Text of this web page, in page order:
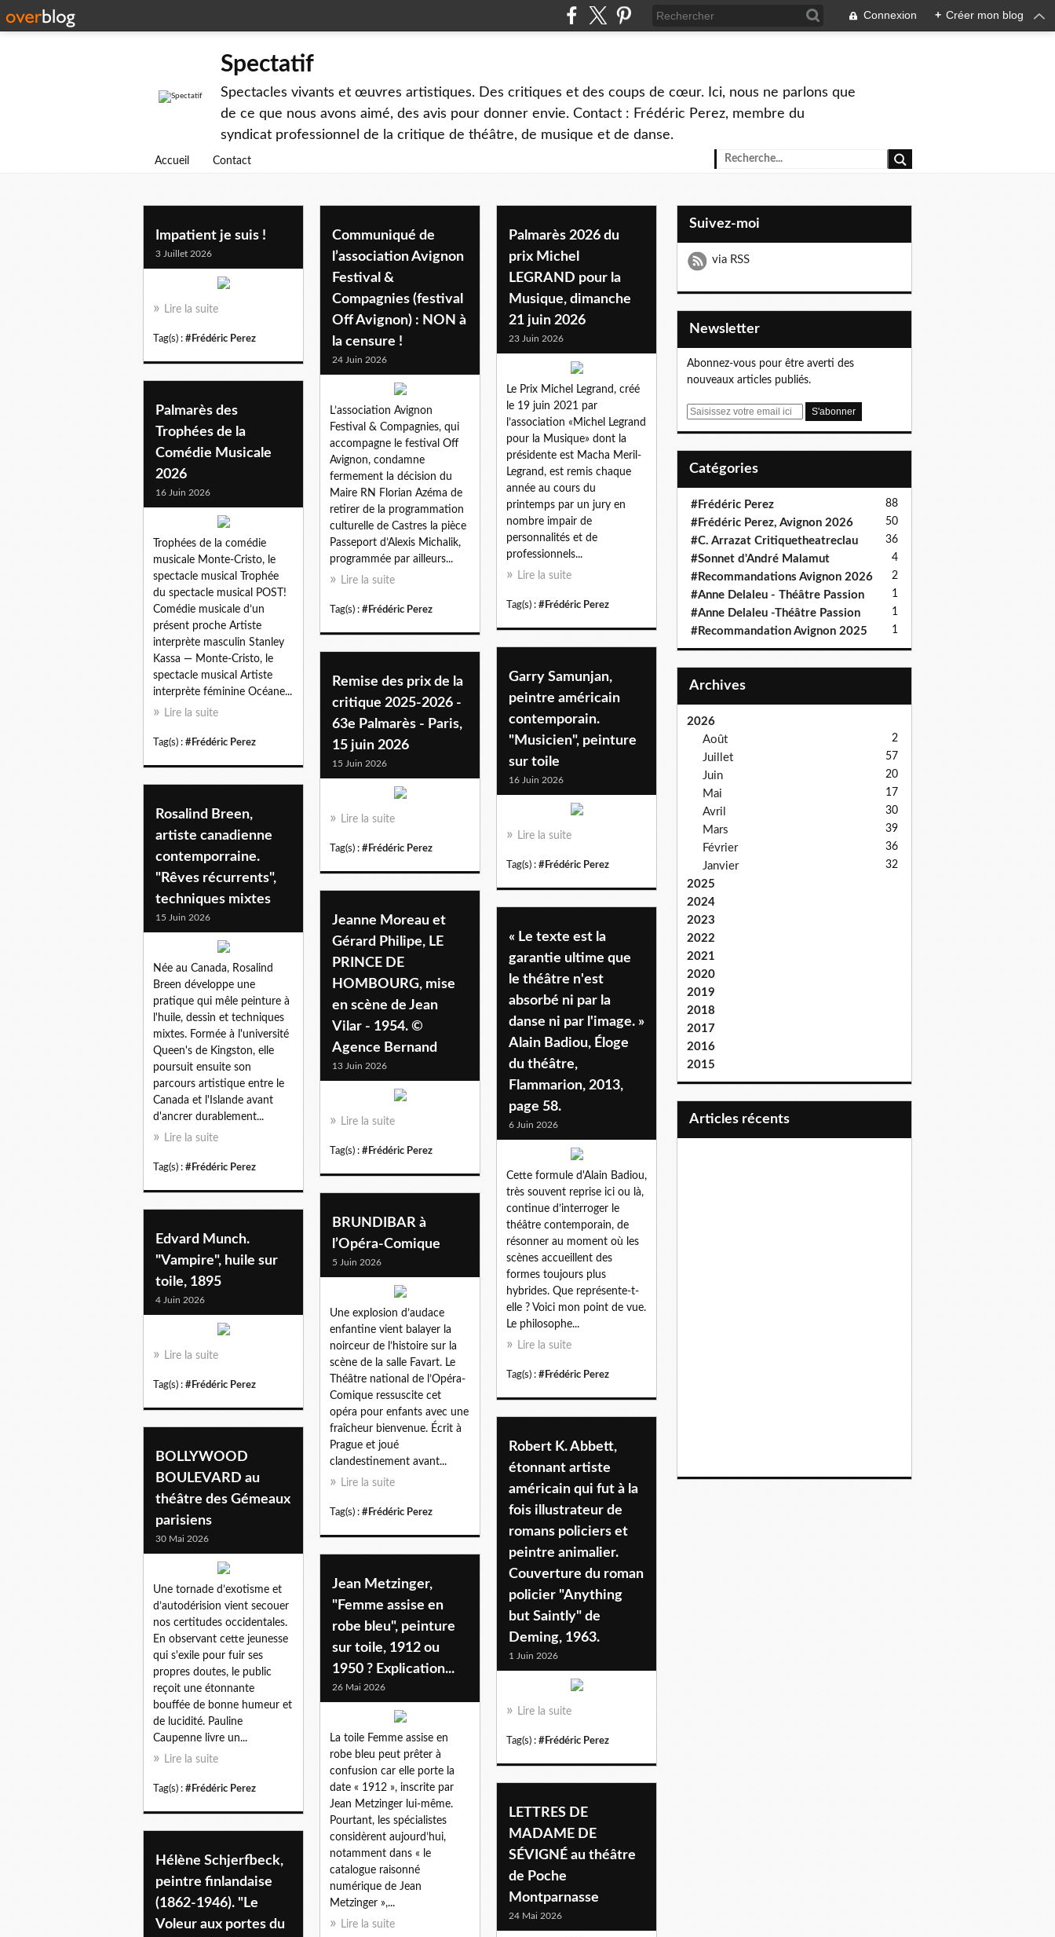
Connexion + Créer mon blog
Spectatif
Spectacles vivants et œuvres artistiques. Des critiques et des coups de cœur. Ici, nous ne parlons que
de ce que nous avons aimé, des avis pour donner envie. Contact : Frédéric Perez, membre du
syndicat professionnel de la critique de théâtre, de musique et de danse.
Accueil Contact
frederic perez
Impatient je suis !
3 Juillet 2026
Lire la suite
Tag(s) : #Frédéric Perez
Communiqué de
l’association Avignon
Festival &
Compagnies (festival
Off Avignon) : NON à
la censure !
24 Juin 2026
L’association Avignon
Festival & Compagnies, qui
accompagne le festival Off
Avignon, condamne
fermement la décision du
Maire RN Florian Azéma de
retirer de la programmation
culturelle de Castres la pièce
Passeport d’Alexis Michalik,
programmée par ailleurs...
Lire la suite
Tag(s) : #Frédéric Perez
Palmarès 2026 du
prix Michel
LEGRAND pour la
Musique, dimanche
21 juin 2026
23 Juin 2026
Le Prix Michel Legrand, créé
le 19 juin 2021 par
l’association «Michel Legrand
pour la Musique» dont la
présidente est Macha Meril-
Legrand, est remis chaque
année au cours du
printemps par un jury en
nombre impair de
personnalités et de
professionnels...
Lire la suite
Tag(s) : #Frédéric Perez
Palmarès des
Trophées de la
Comédie Musicale
2026
16 Juin 2026
Trophées de la comédie
musicale Monte-Cristo, le
spectacle musical Trophée
du spectacle musical POST!
Comédie musicale d’un
présent proche Artiste
interprète masculin Stanley
Kassa — Monte-Cristo, le
spectacle musical Artiste
interprète féminine Océane...
Lire la suite
Tag(s) : #Frédéric Perez
Garry Samunjan,
peintre américain
contemporain.
"Musicien", peinture
sur toile
16 Juin 2026
Lire la suite
Tag(s) : #Frédéric Perez
Remise des prix de la
critique 2025-2026 -
63e Palmarès - Paris,
15 juin 2026
15 Juin 2026
Lire la suite
Tag(s) : #Frédéric Perez
Rosalind Breen,
artiste canadienne
contemporraine.
"Rêves récurrents",
techniques mixtes
15 Juin 2026
Née au Canada, Rosalind
Breen développe une
pratique qui mêle peinture à
l'huile, dessin et techniques
mixtes. Formée à l'université
Queen's de Kingston, elle
poursuit ensuite son
parcours artistique entre le
Canada et l'Islande avant
d'ancrer durablement...
Lire la suite
Tag(s) : #Frédéric Perez
Jeanne Moreau et
Gérard Philipe, LE
PRINCE DE
HOMBOURG, mise
en scène de Jean
Vilar - 1954. ©
Agence Bernand
13 Juin 2026
Lire la suite
Tag(s) : #Frédéric Perez
« Le texte est la
garantie ultime que
le théâtre n'est
absorbé ni par la
danse ni par l'image. »
Alain Badiou, Éloge
du théâtre,
Flammarion, 2013,
page 58.
6 Juin 2026
Cette formule d'Alain Badiou,
très souvent reprise ici ou là,
continue d’interroger le
théâtre contemporain, de
résonner au moment où les
scènes accueillent des
formes toujours plus
hybrides. Que représente-t-
elle ? Voici mon point de vue.
Le philosophe...
Lire la suite
Tag(s) : #Frédéric Perez
BRUNDIBAR à
l’Opéra-Comique
5 Juin 2026
Une explosion d’audace
enfantine vient balayer la
noirceur de l’histoire sur la
scène de la salle Favart. Le
Théâtre national de l’Opéra-
Comique ressuscite cet
opéra pour enfants avec une
fraîcheur bienvenue. Écrit à
Prague et joué
clandestinement avant...
Lire la suite
Tag(s) : #Frédéric Perez
Edvard Munch.
"Vampire", huile sur
toile, 1895
4 Juin 2026
Lire la suite
Tag(s) : #Frédéric Perez
Robert K. Abbett,
étonnant artiste
américain qui fut à la
fois illustrateur de
romans policiers et
peintre animalier.
Couverture du roman
policier "Anything
but Saintly" de
Deming, 1963.
1 Juin 2026
Lire la suite
Tag(s) : #Frédéric Perez
BOLLYWOOD
BOULEVARD au
théâtre des Gémeaux
parisiens
30 Mai 2026
Une tornade d’exotisme et
d’autodérision vient secouer
nos certitudes occidentales.
En observant cette jeunesse
qui s'exile pour fuir ses
propres doutes, le public
reçoit une étonnante
bouffée de bonne humeur et
de lucidité. Pauline
Caupenne livre un...
Lire la suite
Tag(s) : #Frédéric Perez
Jean Metzinger,
"Femme assise en
robe bleu", peinture
sur toile, 1912 ou
1950 ? Explication...
26 Mai 2026
La toile Femme assise en
robe bleu peut prêter à
confusion car elle porte la
date « 1912 », inscrite par
Jean Metzinger lui-même.
Pourtant, les spécialistes
considèrent aujourd’hui,
notamment dans « le
catalogue raisonné
numérique de Jean
Metzinger »,...
Lire la suite
LETTRES DE
MADAME DE
SÉVIGNÉ au théâtre
de Poche
Montparnasse
24 Mai 2026
Hélène Schjerfbeck,
peintre finlandaise
(1862-1946). "Le
Voleur aux portes du
Suivez-moi
via RSS
Newsletter
Abonnez-vous pour être averti des
nouveaux articles publiés.
E
Catégories
#Frédéric Perez 88
#Frédéric Perez, Avignon 2026 50
#C. Arrazat Critiquetheatreclau 36
#Sonnet d'André Malamut 4
#Recommandations Avignon 2026 2
#Anne Delaleu - Théâtre Passion 1
#Anne Delaleu -Théâtre Passion 1
#Recommandation Avignon 2025 1
Archives
2026
Août
2
Juillet 57
Juin 20
Mai 17
Avril 30
Mars 39
Février 36
Janvier 32
2025
2024
2023
2022
2021
2020
2019
2018
2017
2016
2015
articles récents